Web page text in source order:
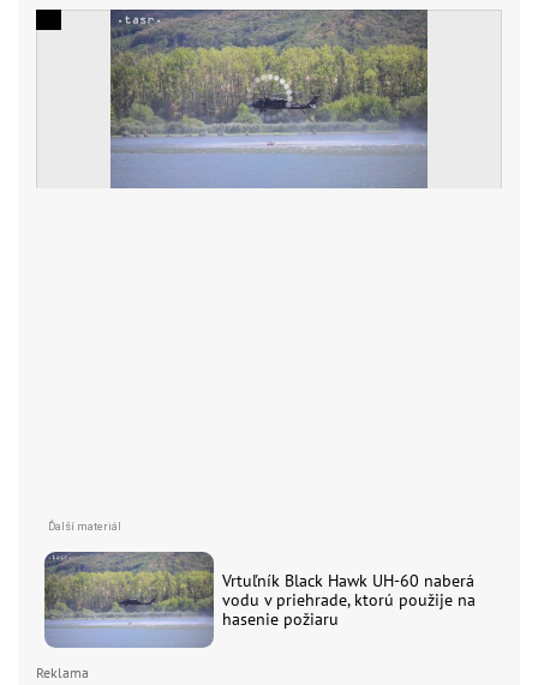
Vrtuľník Black Hawk UH-60 naberá
vodu v priehrade, ktorú použije na
hasenie požiaru
Reklama